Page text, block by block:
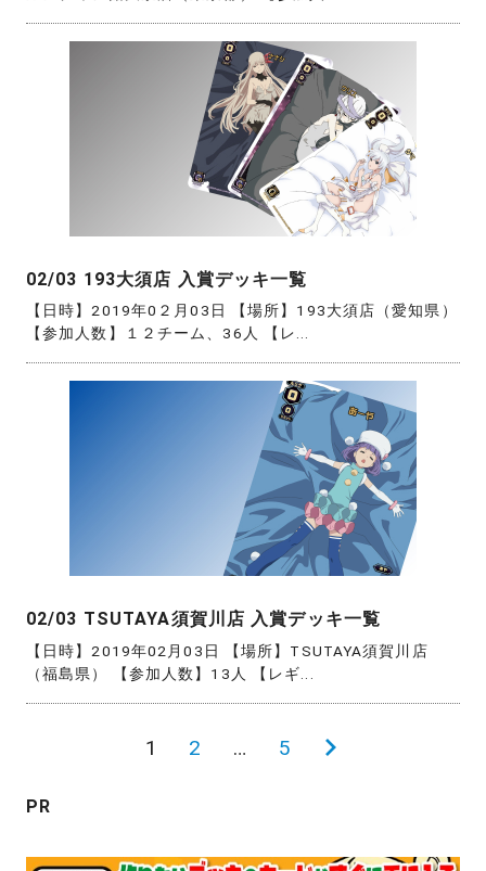
02/03 193大須店 入賞デッキ一覧
【日時】2019年0２月03日 【場所】193大須店（愛知県）
【参加人数】１２チーム、36人 【レ...
02/03 TSUTAYA須賀川店 入賞デッキ一覧
【日時】2019年02月03日 【場所】TSUTAYA須賀川店
（福島県） 【参加人数】13人 【レギ...
の
ペ
1 2 … 5
次
ー
PR